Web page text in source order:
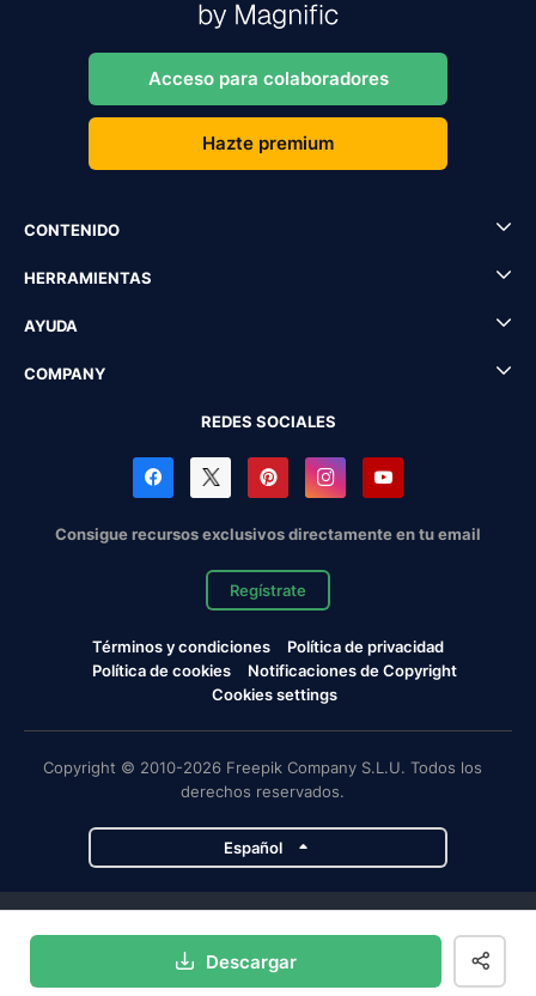
Descargar
Acceso para colaboradores
Hazte premium
CONTENIDO
HERRAMIENTAS
AYUDA
COMPANY
REDES SOCIALES
Consigue recursos exclusivos directamente en tu email
Regístrate
Términos y condiciones
Política de privacidad
Política de cookies
Notificaciones de Copyright
Cookies settings
Copyright © 2010-2026 Freepik Company S.L.U. Todos los
derechos reservados.
Español
Magnific Flaticon